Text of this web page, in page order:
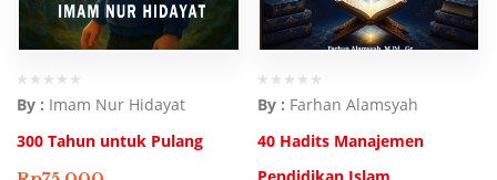
By : Imam Nur Hidayat
300 Tahun untuk Pulang
By : Farhan Alamsyah
40 Hadits Manajemen